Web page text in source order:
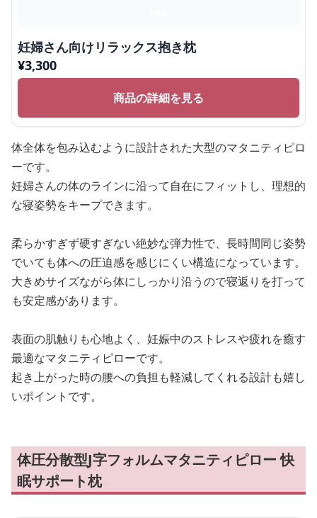
妊婦さん向けリラックス抱き枕
¥3,300
商品の詳細を見る
体全体を包み込むように設計された大型のマタニティピロ
ーです。
妊婦さんの体のラインに沿って自在にフィットし、理想的
な寝姿勢をキープできます。
柔らかすぎず硬すぎない絶妙な弾力性で、長時間同じ姿勢
でいても体への圧迫感を感じにくい構造になっています。
大きめサイズながら体にしっかり沿うので寝返りを打って
も安定感があります。
表面の肌触りも心地よく、妊娠中のストレスや疲れを癒す
最適なマタニティピローです。
起き上がった時の腰への負担も軽減してくれる設計も嬉し
いポイントです。
体圧分散型J字フォルムマタニティピロー 快
眠サポート枕